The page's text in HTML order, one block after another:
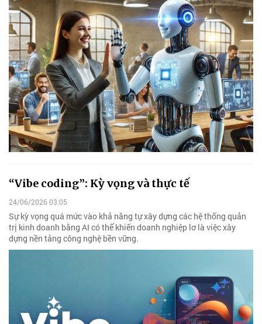
“Vibe coding”: Kỳ vọng và thực tế
24/06/2026 03:05
Sự kỳ vọng quá mức vào khả năng tự xây dựng các hệ thống quản
trị kinh doanh bằng AI có thể khiến doanh nghiệp lơ là việc xây
dựng nền tảng công nghệ bền vững.